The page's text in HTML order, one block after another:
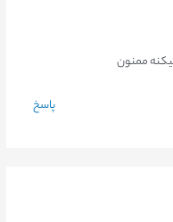
ممنون
پاسخ